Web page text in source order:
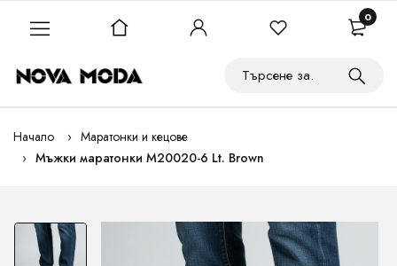
Начало
Маратонки и кецове
Мъжки маратонки M20020-6 Lt. Brown
0